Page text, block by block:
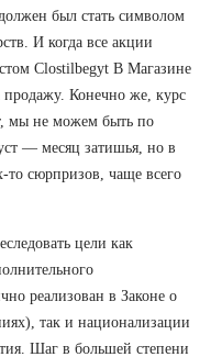
был стать символом
И когда все акции
Clostilbegyt В Магазине
продажу. Конечно же, курс
мы не можем быть по
— месяц затишья, но в
то сюрпризов, чаще всего
цели как
реализован в Законе о
так и национализации
Шаг в большей степени